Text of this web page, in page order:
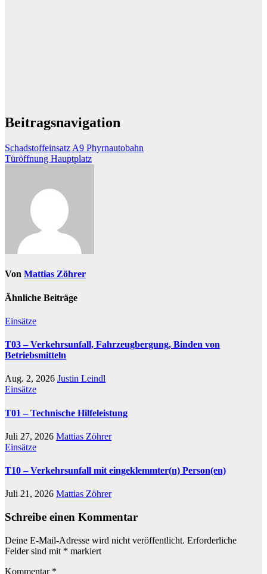
Beitragsnavigation
Schadstoffeinsatz A9 Phyrnautobahn
Türöffnung Hauptplatz
Von Mattias Zöhrer
Ähnliche Beiträge
Einsätze
T03 – Verkehrsunfall, Fahrzeugbergung, Binden von
Betriebsmitteln
Aug. 2, 2026 Justin Leindl
Einsätze
T01 – Technische Hilfeleistung
Juli 27, 2026 Mattias Zöhrer
Einsätze
T10 – Verkehrsunfall mit eingeklemmter(n) Person(en)
Juli 21, 2026 Mattias Zöhrer
Schreibe einen Kommentar
Deine E-Mail-Adresse wird nicht veröffentlicht. Erforderliche
Felder sind mit * markiert
Kommentar *